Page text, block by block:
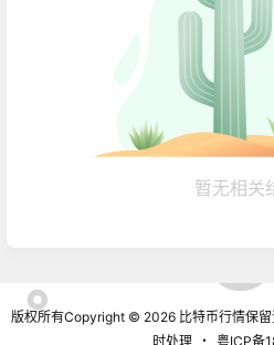
暂无相关
版权所有Copyright © 2026 比特币行情保
时处理
・ 粤ICP备